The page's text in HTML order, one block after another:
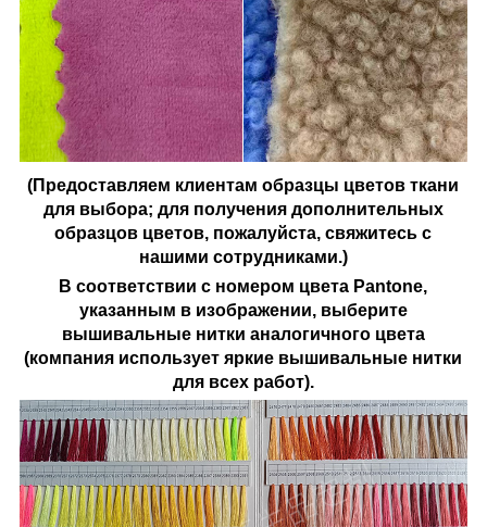
(Предоставляем клиентам образцы цветов ткани
для выбора; для получения дополнительных
образцов цветов, пожалуйста, свяжитесь с
нашими сотрудниками.)
В соответствии с номером цвета Pantone,
указанным в изображении, выберите
вышивальные нитки аналогичного цвета
(компания использует яркие вышивальные нитки
для всех работ).